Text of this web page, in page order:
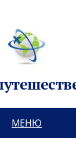
МЕНЮ